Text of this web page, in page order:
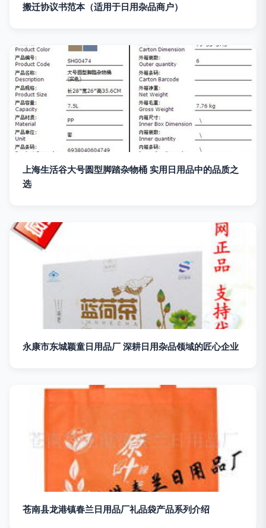
搬迁协议书范本（适用于日用杂品商户）
上海生活谷大号圆型脚踏杂物桶 实用日用品中的品质之
选
永康市东城颖童日用品厂 深耕日用杂品领域的匠心企业
苍南县龙港镇春兰日用品厂礼品袋产品系列介绍